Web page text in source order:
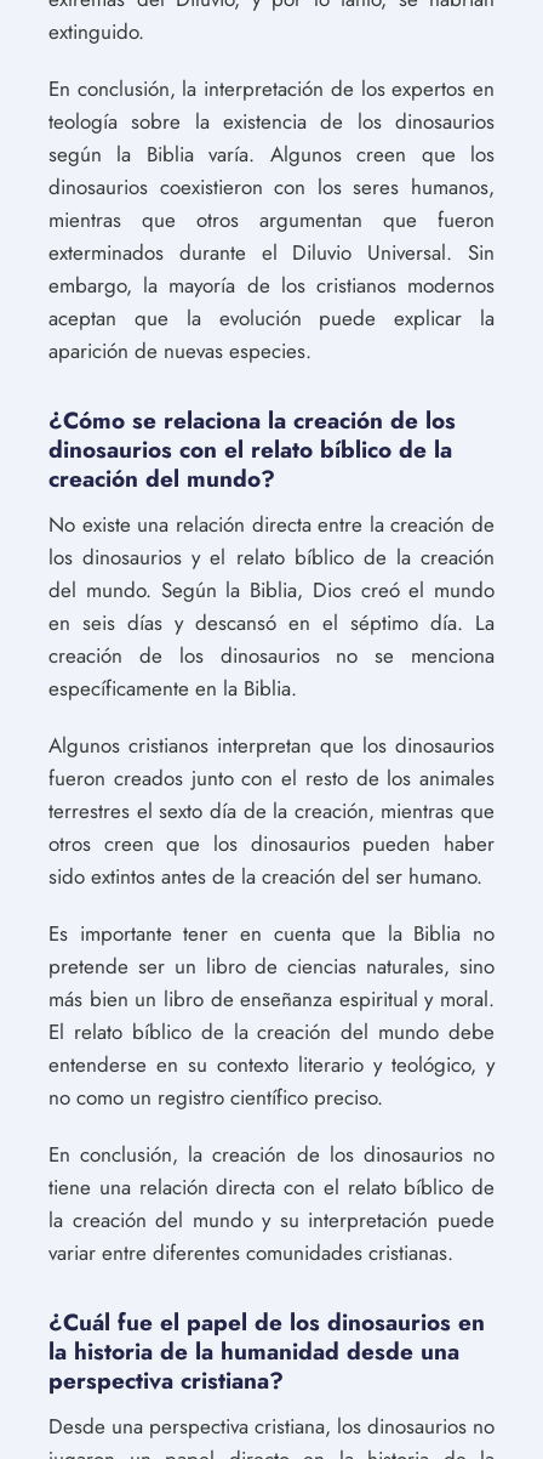
extinguido.
En conclusión, la interpretación de los expertos en
teología sobre la existencia de los dinosaurios
según la Biblia varía. Algunos creen que los
dinosaurios coexistieron con los seres humanos,
mientras que otros argumentan que fueron
exterminados durante el Diluvio Universal. Sin
embargo, la mayoría de los cristianos modernos
aceptan que la evolución puede explicar la
aparición de nuevas especies.
¿Cómo se relaciona la creación de los
dinosaurios con el relato bíblico de la
creación del mundo?
No existe una relación directa entre la creación de
los dinosaurios y el relato bíblico de la creación
del mundo. Según la Biblia, Dios creó el mundo
en seis días y descansó en el séptimo día. La
creación de los dinosaurios no se menciona
específicamente en la Biblia.
Algunos cristianos interpretan que los dinosaurios
fueron creados junto con el resto de los animales
terrestres el sexto día de la creación, mientras que
otros creen que los dinosaurios pueden haber
sido extintos antes de la creación del ser humano.
Es importante tener en cuenta que la Biblia no
pretende ser un libro de ciencias naturales, sino
más bien un libro de enseñanza espiritual y moral.
El relato bíblico de la creación del mundo debe
entenderse en su contexto literario y teológico, y
no como un registro científico preciso.
En conclusión, la creación de los dinosaurios no
tiene una relación directa con el relato bíblico de
la creación del mundo y su interpretación puede
variar entre diferentes comunidades cristianas.
¿Cuál fue el papel de los dinosaurios en
la historia de la humanidad desde una
perspectiva cristiana?
Desde una perspectiva cristiana, los dinosaurios no